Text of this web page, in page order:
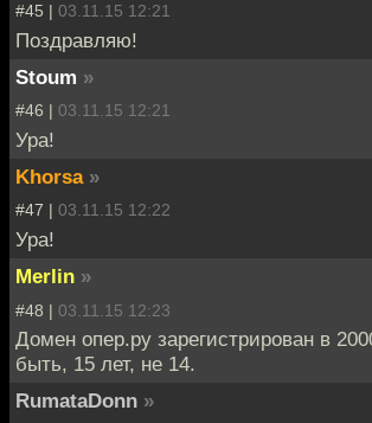
#45 | 03.11.15 12:21
Поздравляю!
Stoum »
#46 | 03.11.15 12:21
Ура!
Khorsa »
#47 | 03.11.15 12:22
Ура!
Merlin »
#48 | 03.11.15 12:23
Домен опер.ру зарегистрирован в
быть, 15 лет, не 14.
RumataDonn »